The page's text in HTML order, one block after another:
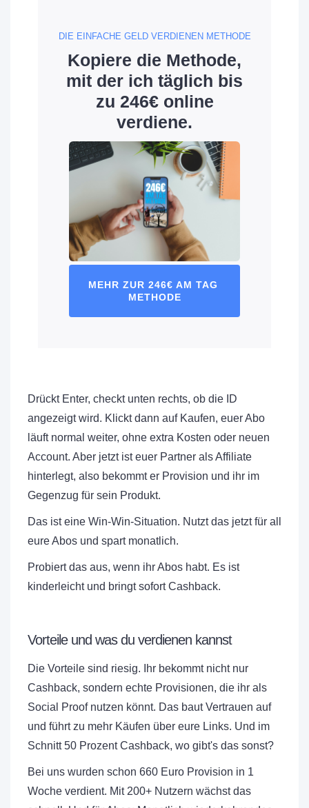
DIE EINFACHE GELD VERDIENEN METHODE
Kopiere die Methode,
mit der ich täglich bis
zu 246€ online
verdiene.
MEHR ZUR 246€ AM TAG
METHODE
Drückt Enter, checkt unten rechts, ob die ID
angezeigt wird. Klickt dann auf Kaufen, euer Abo
läuft normal weiter, ohne extra Kosten oder neuen
Account. Aber jetzt ist euer Partner als Affiliate
hinterlegt, also bekommt er Provision und ihr im
Gegenzug für sein Produkt.
Das ist eine Win-Win-Situation. Nutzt das jetzt für all
eure Abos und spart monatlich.
Probiert das aus, wenn ihr Abos habt. Es ist
kinderleicht und bringt sofort Cashback.
Vorteile und was du verdienen kannst
Die Vorteile sind riesig. Ihr bekommt nicht nur
Cashback, sondern echte Provisionen, die ihr als
Social Proof nutzen könnt. Das baut Vertrauen auf
und führt zu mehr Käufen über eure Links. Und im
Schnitt 50 Prozent Cashback, wo gibt's das sonst?
Bei uns wurden schon 660 Euro Provision in 1
Woche verdient. Mit 200+ Nutzern wächst das